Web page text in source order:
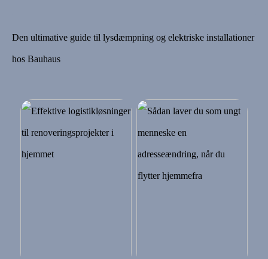
Den ultimative guide til lysdæmpning og elektriske installationer
hos Bauhaus